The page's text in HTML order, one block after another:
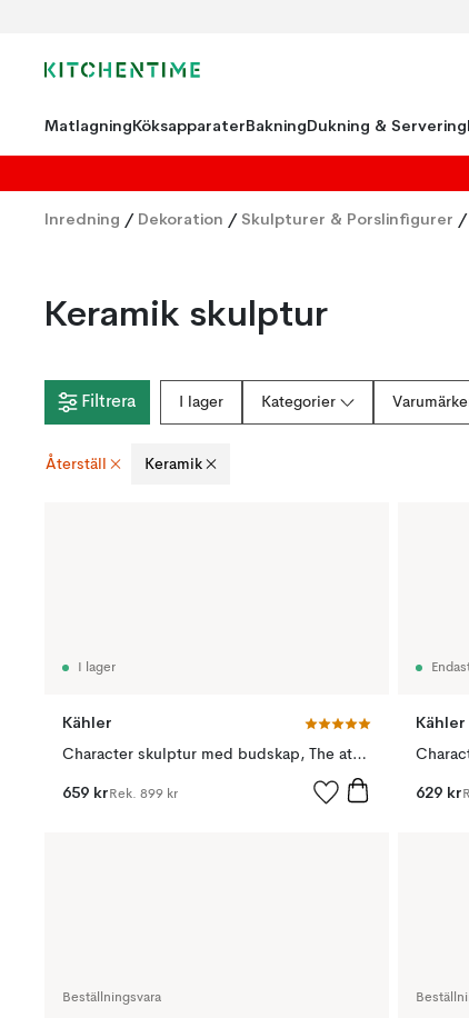
MatlagningKöksapparaterBakningDukning & Servering
Inredning / Dekoration / Skulpturer & Porslinfigurer /
Keramik skulptur
Filtrera I lager Kategorier
Återställ Keramik
I lager
Kähler
Character skulptur med budskap, The attentive one
659 kr Rek. 899 kr
Kähler
629 kr
Beställningsvara